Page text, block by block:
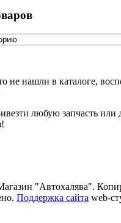
не нашли в каталоге,
любую запчасть или
"Автохалява".
Поддержка сайта web-